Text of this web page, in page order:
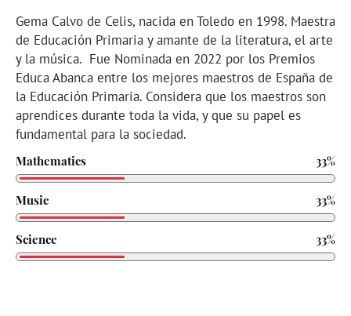
Gema Calvo de Celis, nacida en Toledo en 1998. Maestra
de Educación Primaria y amante de la literatura, el arte
y la música. Fue Nominada en 2022 por los Premios
Educa Abanca entre los mejores maestros de España de
la Educación Primaria. Considera que los maestros son
aprendices durante toda la vida, y que su papel es
fundamental para la sociedad.
Mathematics 33%
Music 33%
Science 33%